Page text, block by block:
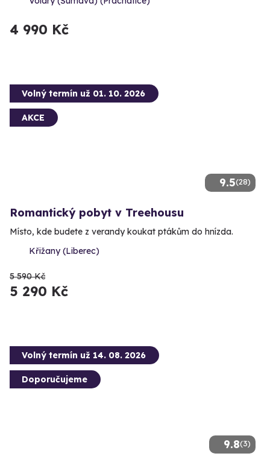
4 990 Kč
9.5(28)
Volný termín už 01. 10. 2026
AKCE
Romantický pobyt v Treehousu
Místo, kde budete z verandy koukat ptákům do hnízda.
Křižany (Liberec)
5 590 Kč
5 290 Kč
9.8(3)
Volný termín už 14. 08. 2026
Doporučujeme